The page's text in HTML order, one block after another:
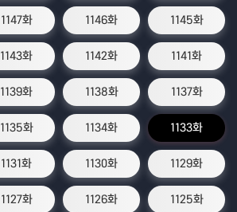
1147화 1146화 1145화
1143화 1142화 1141화
1139화 1138화 1137화
1135화 1134화 1133화
1131화 1130화 1129화
1127화 1126화 1125화